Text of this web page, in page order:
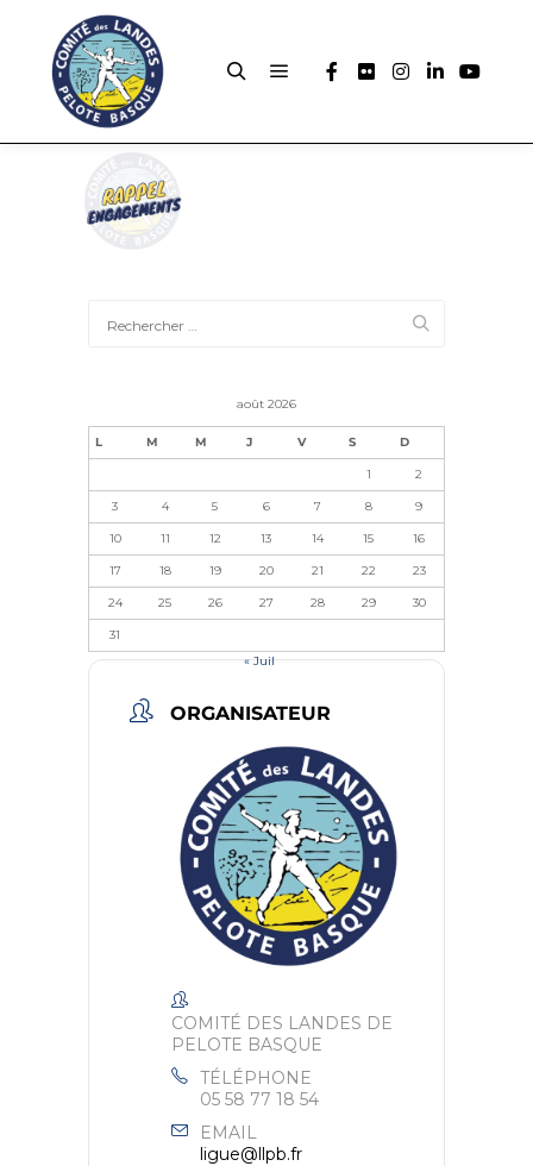
août 2026
L M M J V S D
1 2
3 4 5 6 7 8 9
10 11 12 13 14 15 16
17 18 19 20 21 22 23
24 25 26 27 28 29 30
31
« Juil
ORGANISATEUR
COMITÉ DES LANDES DE
PELOTE BASQUE
TÉLÉPHONE
05 58 77 18 54
EMAIL
ligue@llpb.fr